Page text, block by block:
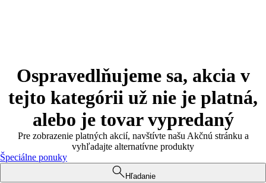
Ospravedlňujeme sa, akcia v
tejto kategórii už nie je platná,
alebo je tovar vypredaný
Pre zobrazenie platných akcií, navštívte našu Akčnú stránku a
vyhľadajte alternatívne produkty
Špeciálne ponuky
Hľadanie